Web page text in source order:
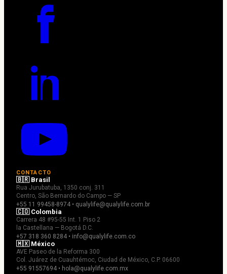
CONTACTO
🇧🇷 Brasil
Rua Jurubatuba, 1350 conj. 311
Centro, São Bernardo do Campo — SP
+55 11 99458-8974 • qualylife@qualylife.com.br
🇨🇴 Colombia
Carrera 48 #95-55 Int. 1 Piso 2
la Castellana — Bogotá D.C.
+57 318 360 8284 • info@qualylife.com.co
🇲🇽 México
AVE Paseo de la Reforma 300
Col. Juárez de Cuauhtémoc, Ciudad de México, C.P. 06600
+55 91557694 • hola@qualylife.com.mx